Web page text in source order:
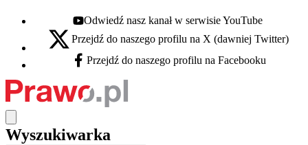
Youtube - otwiera się w nowej karcie
Odwiedź nasz kanał w serwisie YouTube
X - otwiera się w nowej karcie
Przejdź do naszego profilu na X (dawniej Twitter)
Facebook - otwiera się w nowej karcie
Przejdź do naszego profilu na Facebooku
Wyszukiwarka